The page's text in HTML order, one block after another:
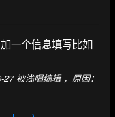
一个信息填写比如
27 被浅唱编辑 ，原因：